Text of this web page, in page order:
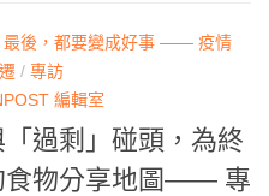
最後，都要變成好事 —— 疫情
/ 專訪
編輯室
過剩」碰頭，為終
食物分享地圖—— 專